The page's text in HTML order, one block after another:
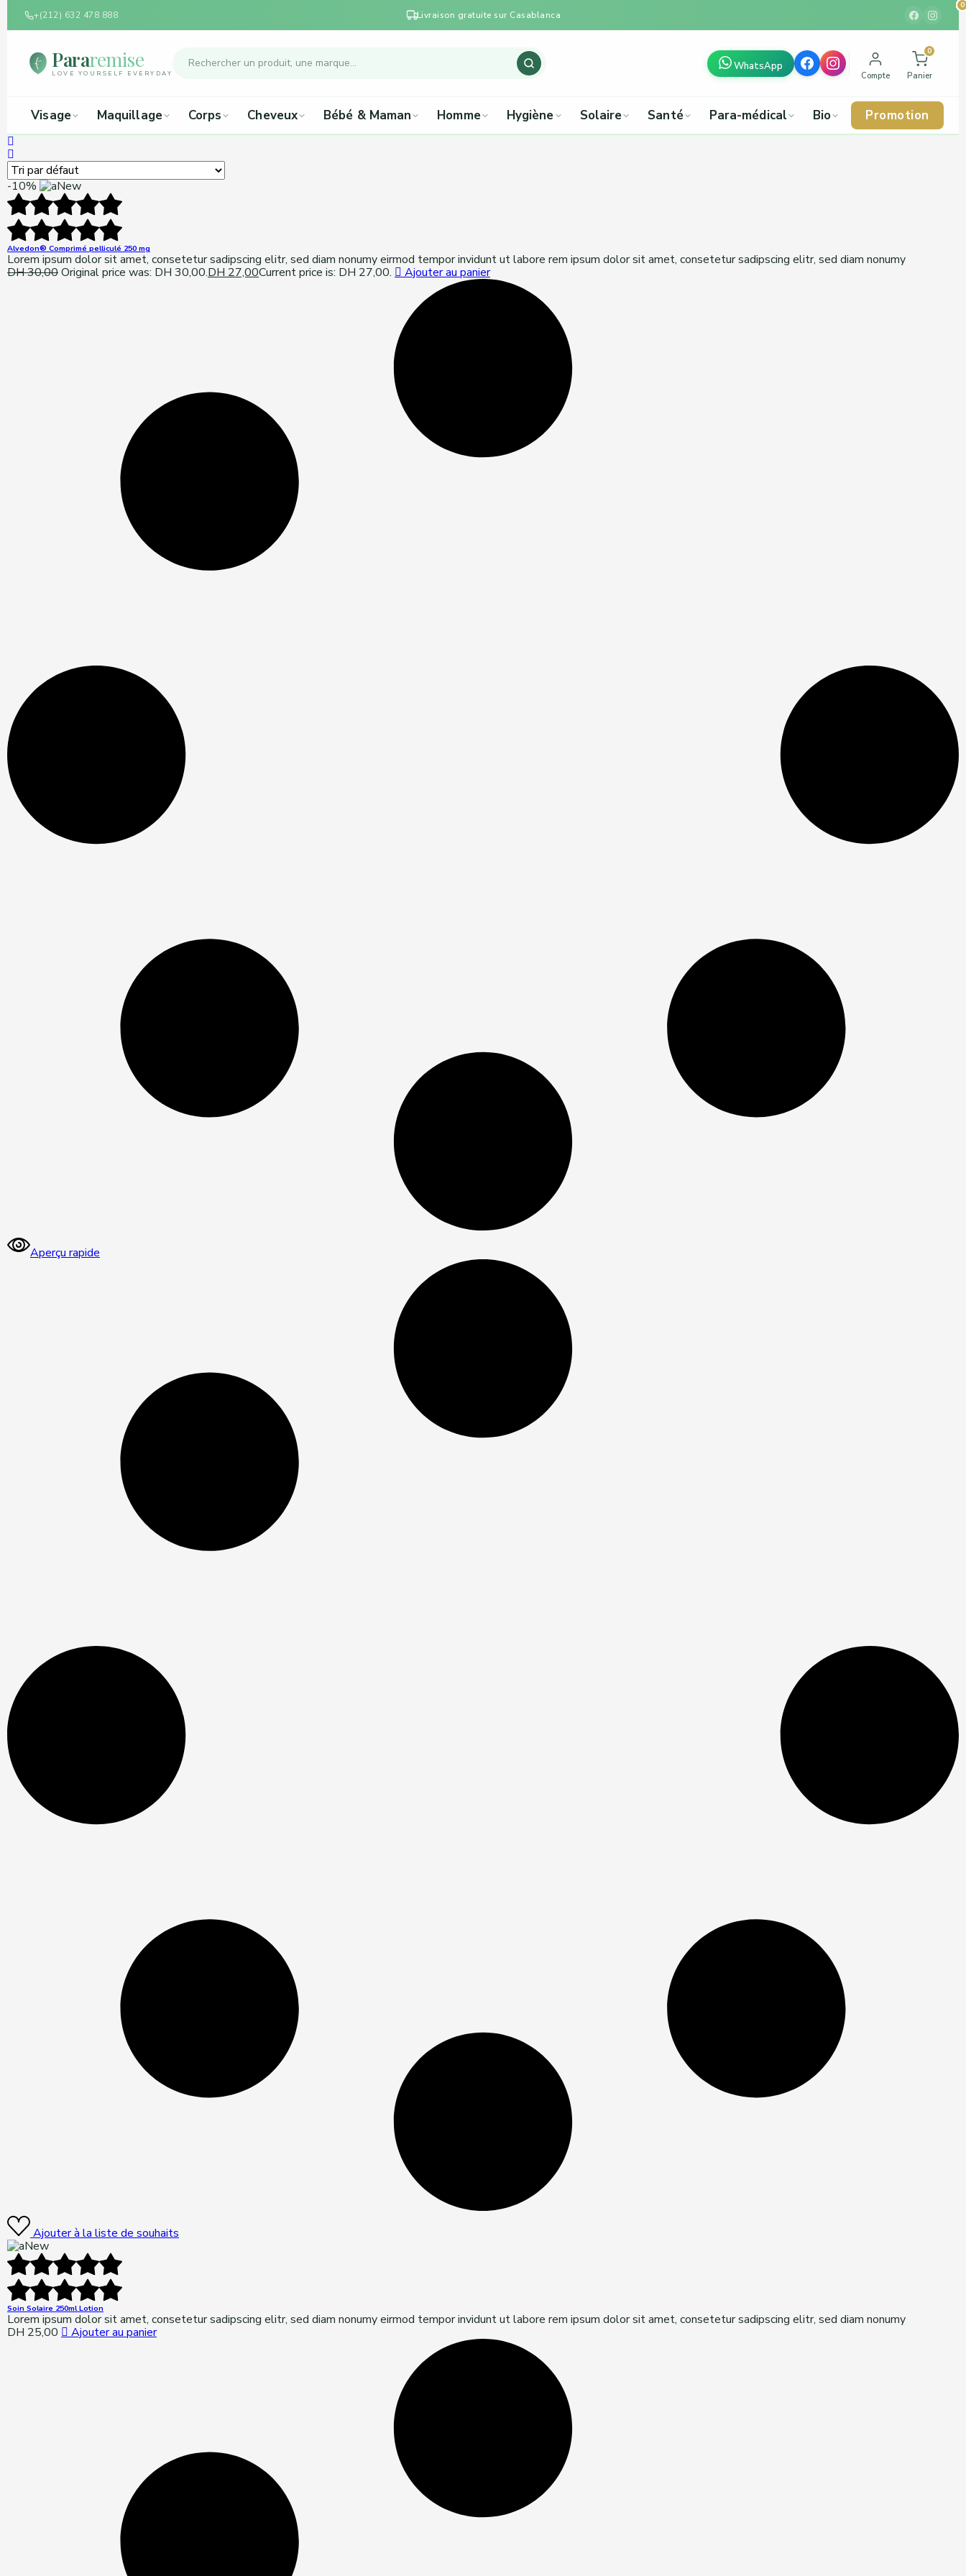
+(212) 632 478 888 Livraison gratuite sur Casablanca
Pararemise
LOVE YOURSELF EVERYDAY
WhatsApp
Compte
0
Panier
Visage Maquillage Corps Cheveux Bébé & Maman Homme Hygiène Solaire Santé Para-médical Bio Promotion
-10% New
Alvedon® Comprimé pelliculé 250 mg
Lorem ipsum dolor sit amet, consetetur sadipscing elitr, sed diam nonumy eirmod tempor invidunt ut labore rem ipsum dolor sit amet, consetetur sadipscing elitr, sed diam nonumy
DH30,00Original price was: DH 30,00.DH 27,00Current price is: DH 27,00.
0
Ajouter au panier
0
Aperçu rapide
Ajouter à la liste de souhaits
New
Soin Solaire 250ml Lotion
Lorem ipsum dolor sit amet, consetetur sadipscing elitr, sed diam nonumy eirmod tempor invidunt ut labore rem ipsum dolor sit amet, consetetur sadipscing elitr, sed diam nonumy
DH 25,00
0
Ajouter au panier
0
0
0
0
0